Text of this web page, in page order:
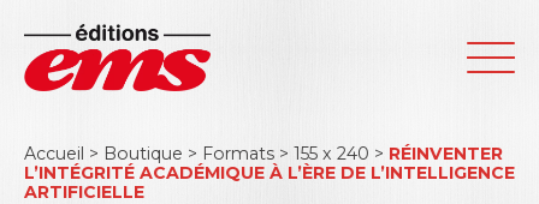
Accueil > Boutique > Formats > 155 x 240 > RÉINVENTER
L’INTÉGRITÉ ACADÉMIQUE À L’ÈRE DE L’INTELLIGENCE
ARTIFICIELLE